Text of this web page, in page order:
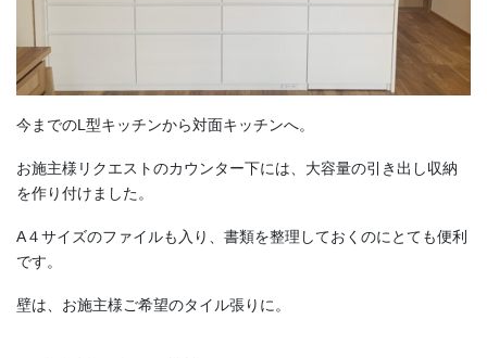
今までのL型キッチンから対面キッチンへ。
お施主様リクエストのカウンター下には、大容量の引き出し収納
を作り付けました。
A４サイズのファイルも入り、書類を整理しておくのにとても便利
です。
壁は、お施主様ご希望のタイル張りに。